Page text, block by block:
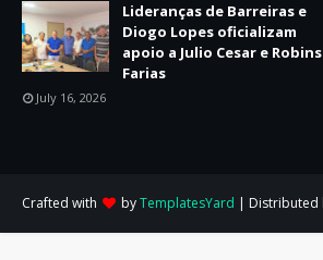
Lideranças de Barreiras e
Diogo Lopes oficializam
apoio a Julio Cesar e
Farias
July 16, 2026
Crafted with byTemplatesYard | Distributed